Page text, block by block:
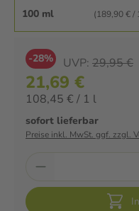
100 ml (189,90 € /
-28% UVP: 29,95 €
21,69 €
108,45 € / 1 l
sofort lieferbar
Preise inkl. MwSt. ggf. zzgl.